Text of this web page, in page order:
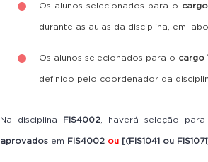
Os alunos selecionados para o cargo
durante as aulas da disciplina, em
Os alunos selecionados para o cargo
definido pelo coordenador da
Na disciplina FIS4002, haverá seleção
aprovadosem FIS4002 ou[(FIS1041 ou